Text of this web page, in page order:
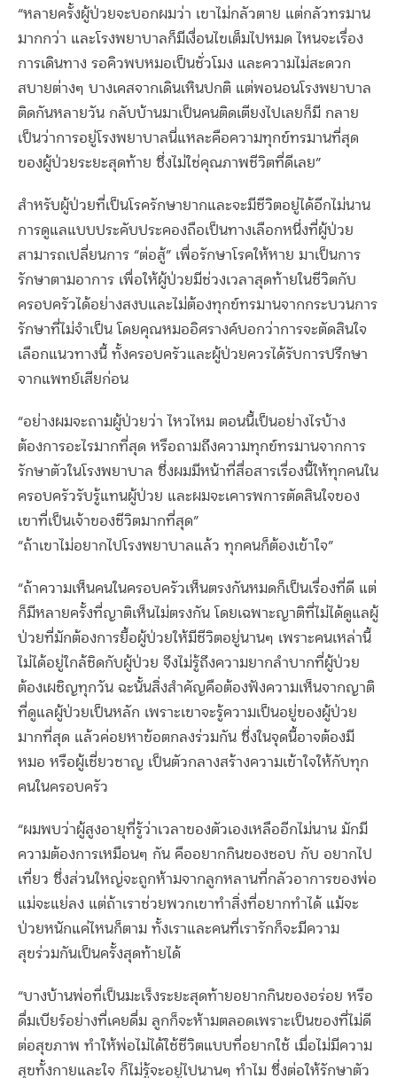
“หลายครั้งผู้ป่วยจะบอกผมว่า เขาไม่กลัวตาย แต่กลัวทรมาน
มากกว่า และโรงพยาบาลก็มีเงื่อนไขเต็มไปหมด ไหนจะเรื่อง
การเดินทาง รอคิวพบหมอเป็นชั่วโมง และความไม่สะดวก
สบายต่างๆ บางเคสจากเดินเหินปกติ แต่พอนอนโรงพยาบาล
ติดกันหลายวัน กลับบ้านมาเป็นคนติดเตียงไปเลยก็มี กลาย
เป็นว่าการอยู่โรงพยาบาลนี่แหละคือความทุกข์ทรมานที่สุด
ของผู้ป่วยระยะสุดท้าย ซึ่งไม่ใช่คุณภาพชีวิตที่ดีเลย”
สำหรับผู้ป่วยที่เป็นโรครักษายากและจะมีชีวิตอยู่ได้อีกไม่นาน
การดูแลแบบประคับประคองถือเป็นทางเลือกหนึ่งที่ผู้ป่วย
สามารถเปลี่ยนการ “ต่อสู้” เพื่อรักษาโรคให้หาย มาเป็นการ
รักษาตามอาการ เพื่อให้ผู้ป่วยมีช่วงเวลาสุดท้ายในชีวิตกับ
ครอบครัวได้อย่างสงบและไม่ต้องทุกข์ทรมานจากกระบวนการ
รักษาที่ไม่จำเป็น โดยคุณหมออิศรางค์บอกว่าการจะตัดสินใจ
เลือกแนวทางนี้ ทั้งครอบครัวและผู้ป่วยควรได้รับการปรึกษา
จากแพทย์เสียก่อน
“อย่างผมจะถามผู้ป่วยว่า ไหวไหม ตอนนี้เป็นอย่างไรบ้าง
ต้องการอะไรมากที่สุด หรือถามถึงความทุกข์ทรมานจากการ
รักษาตัวในโรงพยาบาล ซึ่งผมมีหน้าที่สื่อสารเรื่องนี้ให้ทุกคนใน
ครอบครัวรับรู้แทนผู้ป่วย และผมจะเคารพการตัดสินใจของ
เขาที่เป็นเจ้าของชีวิตมากที่สุด”
“ถ้าเขาไม่อยากไปโรงพยาบาลแล้ว ทุกคนก็ต้องเข้าใจ”
“ถ้าความเห็นคนในครอบครัวเห็นตรงกันหมดก็เป็นเรื่องที่ดี แต่
ก็มีหลายครั้งที่ญาติเห็นไม่ตรงกัน โดยเฉพาะญาติที่ไม่ได้ดูแลผู้
ป่วยที่มักต้องการยื้อผู้ป่วยให้มีชีวิตอยู่นานๆ เพราะคนเหล่านี้
ไม่ได้อยู่ใกล้ชิดกับผู้ป่วย จึงไม่รู้ถึงความยากลำบากที่ผู้ป่วย
ต้องเผชิญทุกวัน ฉะนั้นสิ่งสำคัญคือต้องฟังความเห็นจากญาติ
ที่ดูแลผู้ป่วยเป็นหลัก เพราะเขาจะรู้ความเป็นอยู่ของผู้ป่วย
มากที่สุด แล้วค่อยหาข้อตกลงร่วมกัน ซึ่งในจุดนี้อาจต้องมี
หมอ หรือผู้เชี่ยวชาญ เป็นตัวกลางสร้างความเข้าใจให้กับทุก
คนในครอบครัว
“ผมพบว่าผู้สูงอายุที่รู้ว่าเวลาของตัวเองเหลืออีกไม่นาน มักมี
ความต้องการเหมือนๆ กัน คืออยากกินของชอบ กับ อยากไป
เที่ยว ซึ่งส่วนใหญ่จะถูกห้ามจากลูกหลานที่กลัวอาการของพ่อ
แม่จะแย่ลง แต่ถ้าเราช่วยพวกเขาทำสิ่งที่อยากทำได้ แม้จะ
ป่วยหนักแค่ไหนก็ตาม ทั้งเราและคนที่เรารักก็จะมีความ
สุขร่วมกันเป็นครั้งสุดท้ายได้
“บางบ้านพ่อที่เป็นมะเร็งระยะสุดท้ายอยากกินของอร่อย หรือ
ดื่มเบียร์อย่างที่เคยดื่ม ลูกก็จะห้ามตลอดเพราะเป็นของที่ไม่ดี
ต่อสุขภาพ ทำให้พ่อไม่ได้ใช้ชีวิตแบบที่อยากใช้ เมื่อไม่มีความ
สุขทั้งกายและใจ ก็ไม่รู้จะอยู่ไปนานๆ ทำไม ซึ่งต่อให้รักษาตัว